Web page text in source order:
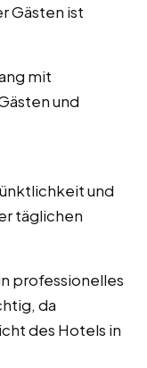
Gästen ist
mit
und
und
täglichen
professionelles
da
des Hotels in